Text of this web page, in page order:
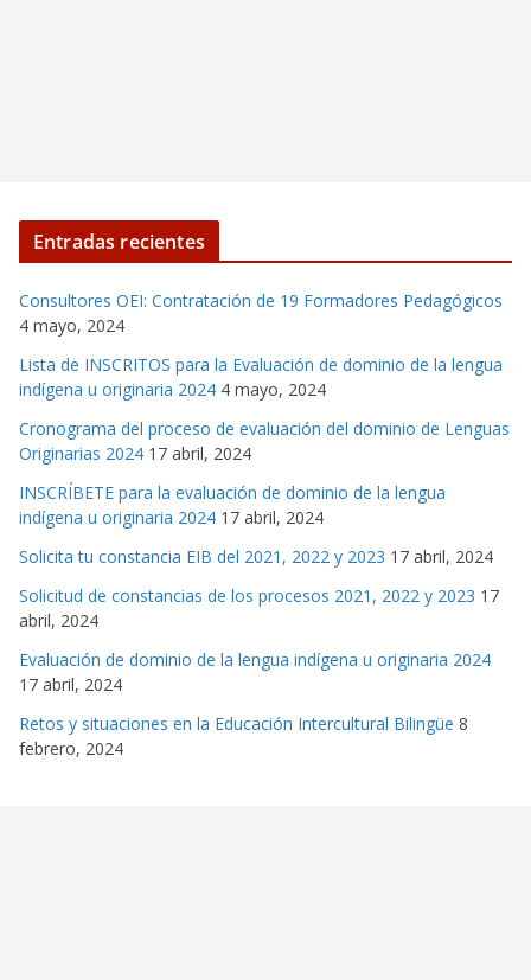
Entradas recientes
Consultores OEI: Contratación de 19 Formadores Pedagógicos
4 mayo, 2024
Lista de INSCRITOS para la Evaluación de dominio de la lengua
indígena u originaria 2024 4 mayo, 2024
Cronograma del proceso de evaluación del dominio de Lenguas
Originarias 2024 17 abril, 2024
INSCRÍBETE para la evaluación de dominio de la lengua
indígena u originaria 2024 17 abril, 2024
Solicita tu constancia EIB del 2021, 2022 y 2023 17 abril, 2024
Solicitud de constancias de los procesos 2021, 2022 y 2023 17
abril, 2024
Evaluación de dominio de la lengua indígena u originaria 2024
17 abril, 2024
Retos y situaciones en la Educación Intercultural Bilingüe 8
febrero, 2024